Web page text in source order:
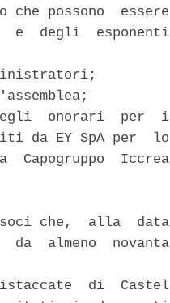
possono  essere
degli  esponenti
onorari  per  i
da EY SpA per  lo
Iccrea
che,  alla  data
almeno  novanta
di  Castel